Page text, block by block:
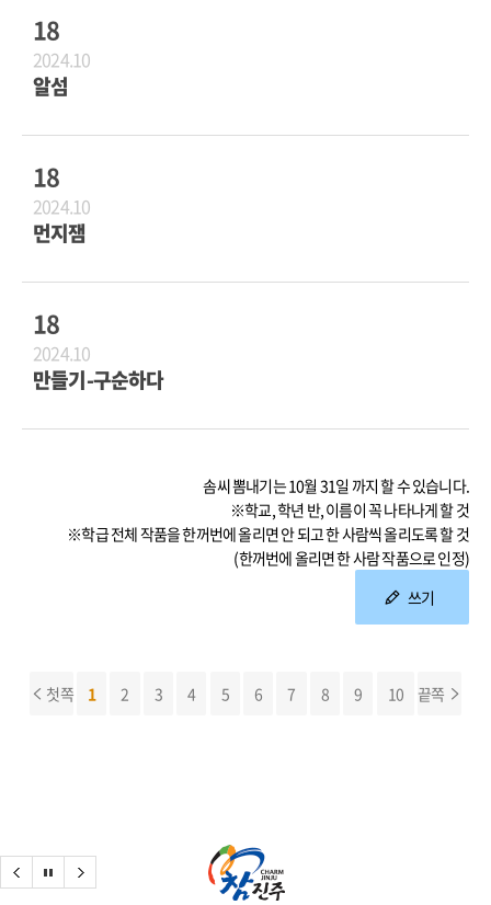
18
2024.10
알섬
18
2024.10
먼지잼
18
2024.10
만들기-구순하다
솜씨 뽐내기는 10월 31일 까지 할 수 있습니다.
※학교, 학년 반, 이름이 꼭 나타나게 할 것
※학급 전체 작품을 한꺼번에 올리면 안 되고 한 사람씩 올리도록 할 것
(한꺼번에 올리면 한 사람 작품으로 인정)
쓰기
첫쪽 1 2 3 4 5 6 7 8 9 10 끝쪽